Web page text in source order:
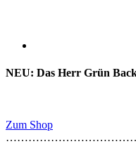
NEU: Das Herr Grün
Zum Shop